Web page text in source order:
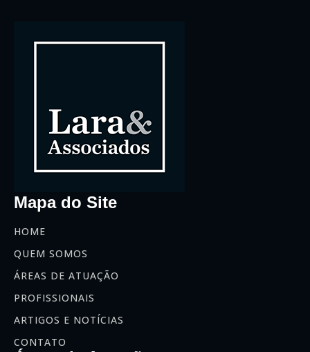
Mapa do Site
HOME
QUEM SOMOS
ÁREAS DE ATUAÇÃO
PROFISSIONAIS
ARTIGOS E NOTÍCIAS
CONTATO